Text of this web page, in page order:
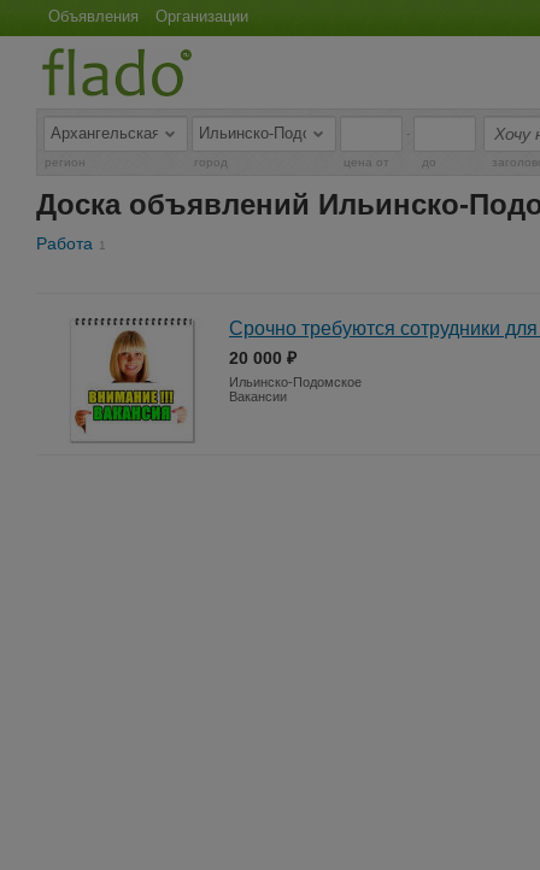
Объявления Организации
-
регион город цена от до
Доска объявлений Ильинско-
Работа 1
Срочно требуются сотрудники
20 000 ₽
Ильинско-Подомское
Вакансии